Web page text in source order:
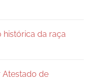
da raça
Atestado de